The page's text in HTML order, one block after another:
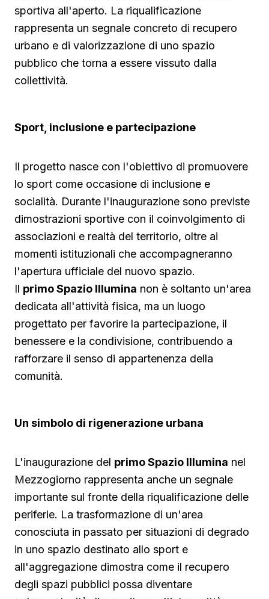
sportiva all'aperto. La riqualificazione
rappresenta un segnale concreto di recupero
urbano e di valorizzazione di uno spazio
pubblico che torna a essere vissuto dalla
collettività.
Sport, inclusione e partecipazione
Il progetto nasce con l'obiettivo di promuovere
lo sport come occasione di inclusione e
socialità. Durante l'inaugurazione sono previste
dimostrazioni sportive con il coinvolgimento di
associazioni e realtà del territorio, oltre ai
momenti istituzionali che accompagneranno
l'apertura ufficiale del nuovo spazio.
Il primo Spazio Illumina non è soltanto un'area
dedicata all'attività fisica, ma un luogo
progettato per favorire la partecipazione, il
benessere e la condivisione, contribuendo a
rafforzare il senso di appartenenza della
comunità.
Un simbolo di rigenerazione urbana
L'inaugurazione del primo Spazio Illumina nel
Mezzogiorno rappresenta anche un segnale
importante sul fronte della riqualificazione delle
periferie. La trasformazione di un'area
conosciuta in passato per situazioni di degrado
in uno spazio destinato allo sport e
all'aggregazione dimostra come il recupero
degli spazi pubblici possa diventare